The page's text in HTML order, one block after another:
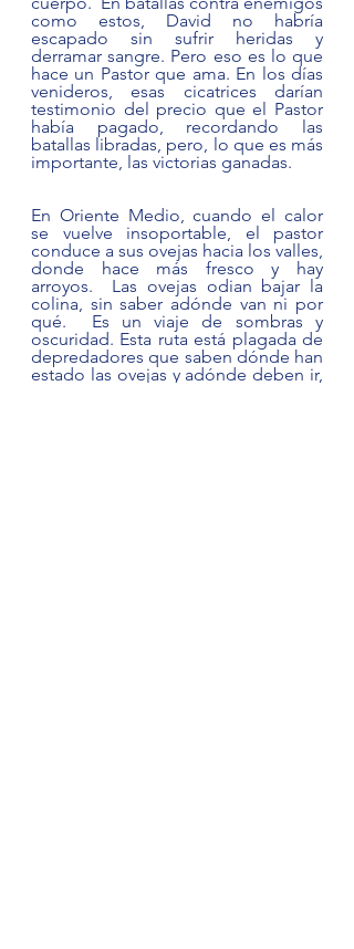
como estos, David no habría
escapado sin sufrir heridas y
derramar sangre. Pero eso es lo que
hace un Pastor que ama. En los días
venideros, esas cicatrices darían
testimonio del precio que el Pastor
había pagado, recordando las
batallas libradas, pero, lo que es más
importante, las victorias ganadas.
En Oriente Medio, cuando el calor
se vuelve insoportable, el pastor
conduce a sus ovejas hacia los valles,
donde hace más fresco y hay
arroyos.  Las ovejas odian bajar la
colina, sin saber adónde van ni por
qué.  Es un viaje de sombras y
oscuridad. Esta ruta está plagada de
depredadores que saben dónde han
estado las ovejas y adónde deben ir,